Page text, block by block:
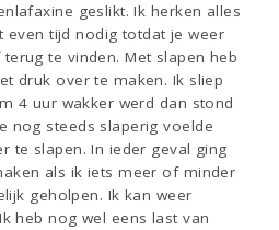
geslikt. Ik herken alles
even tijd nodig totdat je weer
te vinden. Met slapen heb
druk over te maken. Ik sliep
4 uur wakker werd dan stond
nog steeds slaperig voelde
te slapen. In ieder geval ging
als ik iets meer of minder
geholpen. Ik kan weer
heb nog wel eens last van